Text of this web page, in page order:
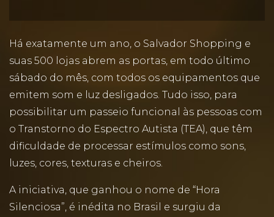
Há exatamente um ano, o Salvador Shopping e
suas 500 lojas abrem as portas, em todo último
sábado do mês, com todos os equipamentos que
emitem som e luz desligados. Tudo isso, para
possibilitar um passeio funcional às pessoas com
o Transtorno do Espectro Autista (TEA), que têm
dificuldade de processar estímulos como sons,
luzes, cores, texturas e cheiros.
A iniciativa, que ganhou o nome de “Hora
Silenciosa”, é inédita no Brasil e surgiu da